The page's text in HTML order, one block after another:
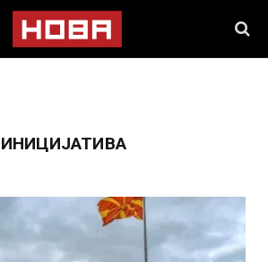
ИНИЦИЈАТИВА